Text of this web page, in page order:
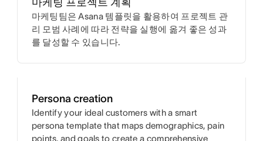
마케팅 프로젝트 계획
마케팅팀은 Asana 템플릿을 활용하여 프로젝트 관
리 모범 사례에 따라 전략을 실행에 옮겨 좋은 성과
를 달성할 수 있습니다.
Persona creation
Identify your ideal customers with a smart
persona template that maps demographics, pain
points, and goals to create a comprehensive